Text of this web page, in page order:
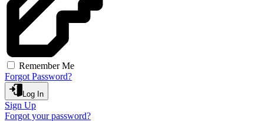
Remember Me
Forgot Password?
Log In
Sign Up
Forgot your password?